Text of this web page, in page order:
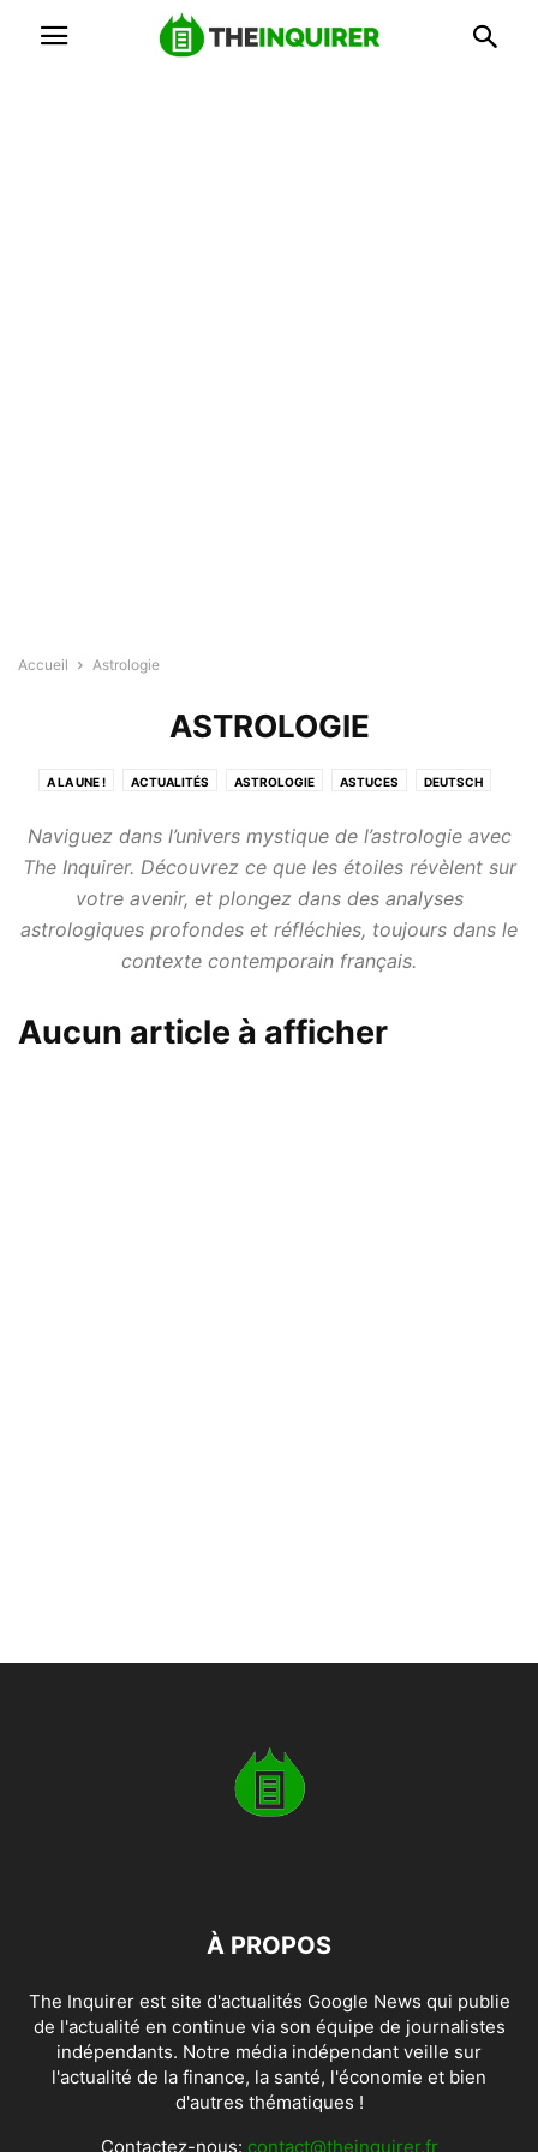
Accueil Astrologie
ASTROLOGIE
A LA UNE ! ACTUALITÉS ASTROLOGIE ASTUCES DEUTSCH
MAISON MODE DE VIE SANTÉ TECHNOLOGIE TESTS
Naviguez dans l’univers mystique de l’astrologie avec
The Inquirer. Découvrez ce que les étoiles révèlent sur
votre avenir, et plongez dans des analyses
astrologiques profondes et réfléchies, toujours dans le
contexte contemporain français.
Aucun article à afficher
À PROPOS
The Inquirer est site d'actualités Google News qui publie
de l'actualité en continue via son équipe de journalistes
indépendants. Notre média indépendant veille sur
l'actualité de la finance, la santé, l'économie et bien
d'autres thématiques !
Contactez-nous: contact@theinquirer.fr